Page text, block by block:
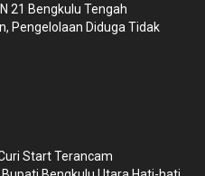
21 Bengkulu Tengah
Pengelolaan Diduga Tidak
Start Terancam